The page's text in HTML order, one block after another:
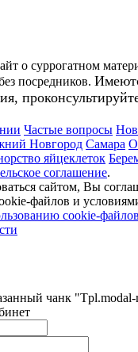
о суррогатном
посредников.
Частые вопросы
Новгород Самара
яйцеклеток
соглашение.
сайтом, Вы
файлов и
cookie-файлов
чанк